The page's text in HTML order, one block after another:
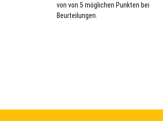
von von 5 möglichen Punkten bei
Beurteilungen.